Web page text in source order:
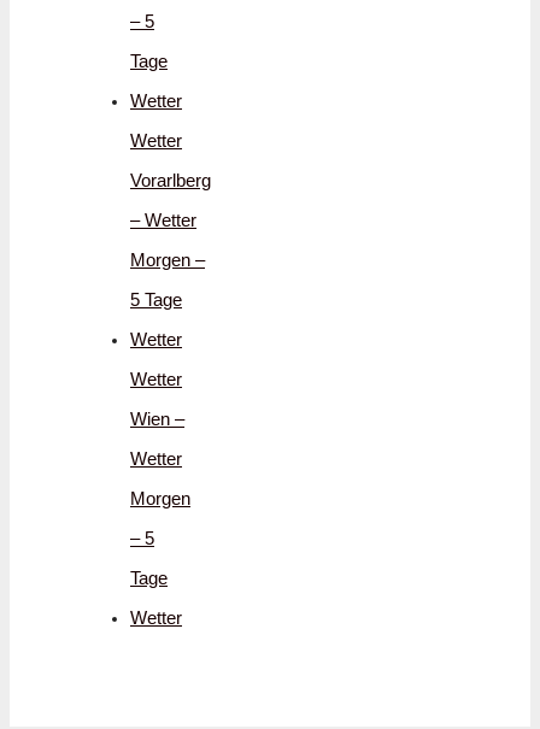
– 5
Tage
Wetter
Wetter
Vorarlberg
– Wetter
Morgen –
5 Tage
Wetter
Wetter
Wien –
Wetter
Morgen
– 5
Tage
Wetter